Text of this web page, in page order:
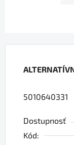
5010640331
Dostupnosť
Kód: